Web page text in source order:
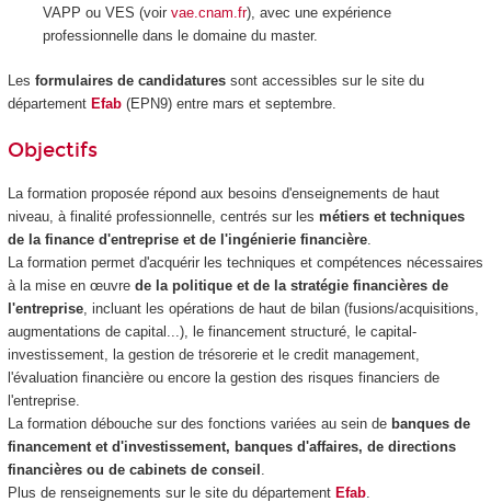
VAPP ou VES (voir vae.cnam.fr), avec une expérience
professionnelle dans le domaine du master.
Les formulaires de candidaturessont accessibles sur le site du
département Efab(EPN9) entre mars et septembre.
Objectifs
La formation proposée répond aux besoins d'enseignements de haut
niveau, à finalité professionnelle, centrés sur les métiers et techniques
de la finance d'entreprise et de l'ingénierie financière.
La formation permet d'acquérir les techniques et compétences nécessaires
à la mise en œuvre de la politique et de la stratégie financières de
l'entreprise, incluant les opérations de haut de bilan (fusions/acquisitions,
augmentations de capital...), le financement structuré, le capital-
investissement, la gestion de trésorerie et le credit management,
l'évaluation financière ou encore la gestion des risques financiers de
l'entreprise.
La formation débouche sur des fonctions variées au sein de banques de
financement et d'investissement, banques d'affaires, de directions
financières ou de cabinets de conseil
Plus de renseignements sur le site du département Efab.